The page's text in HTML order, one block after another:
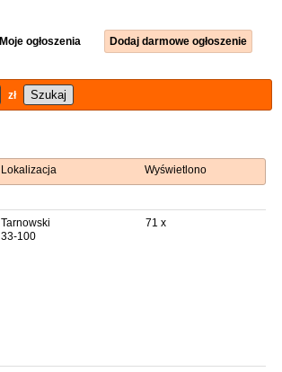
Moje ogłoszenia Dodaj darmowe ogłoszenie
zł
Lokalizacja Wyświetlono
Tarnowski
33-100
71 x